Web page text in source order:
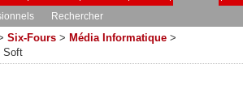
Rechercher
Six-Fours > Média Informatique >
Soft